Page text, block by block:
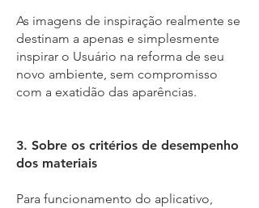
As imagens de inspiração realmente se
destinam a apenas e simplesmente
inspirar o Usuário na reforma de seu
novo ambiente, sem compromisso
com a exatidão das aparências.
3. Sobre os critérios de desempenho
dos materiais
Para funcionamento do aplicativo,